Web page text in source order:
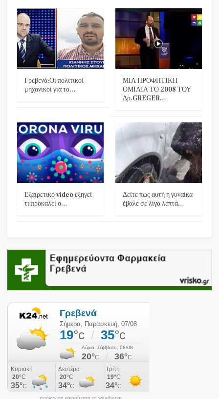
Γρεβενά:Οι πολιτικοί
μηχανικοί για το…
ΜΙΑ ΠΡΟΦΗΤΙΚΗ
ΟΜΙΛΙΑ ΤΟ 2008 ΤΟΥ
Δρ.GREGER…
Εξαιρετικό video εξηγεί
τι προκαλεί ο…
Δείτε πως αυτή η γυναίκα
έβαλε σε λίγα λεπτά…
πρόγνωση καιρού από το weather.gr